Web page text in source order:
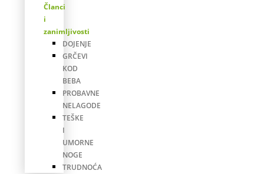
Članci
i
zanimljivosti
DOJENJE
GRČEVI
KOD
BEBA
PROBAVNE
NELAGODE
TEŠKE
I
UMORNE
NOGE
TRUDNOĆA